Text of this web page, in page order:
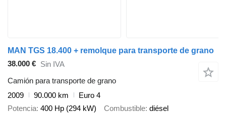
MAN TGS 18.400 + remolque para transporte de grano
38.000 € Sin IVA
Camión para transporte de grano
2009
90.000 km
Euro 4
Potencia 400 Hp (294 kW) Combustible diésel